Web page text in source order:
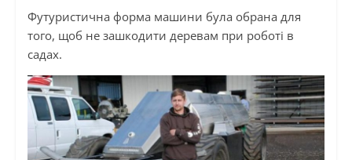
Футуристична форма машини була обрана для
того, щоб не зашкодити деревам при роботі в
садах.